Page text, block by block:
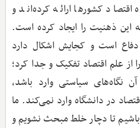
کشورها ارائه کرده‌اند و
این ذهنیت را ایجاد کرده است.
است و کجایش اشکال دارد
از علم اقتصاد تفکیک و جدا کرد؛
نگاه‌های سیاستی وارد باشد،
در دانشگاه وارد نمی‌کند. ما
تا دچار خلط مبحث نشویم و